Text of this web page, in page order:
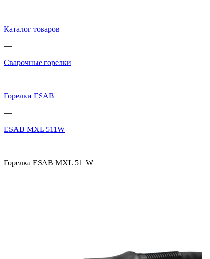
—
Каталог товаров
—
Cварочные горелки
—
Горелки ESAB
—
ESAB MXL 511W
—
Горелка ESAB MXL 511W